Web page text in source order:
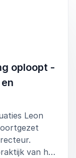
oploopt -
Leon
van het